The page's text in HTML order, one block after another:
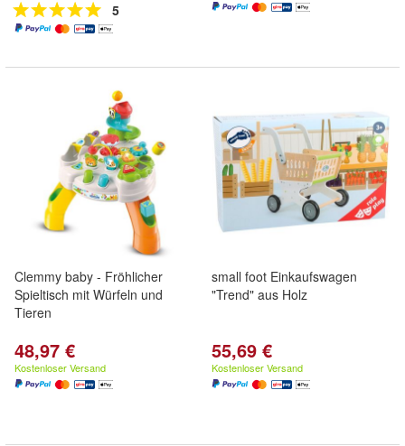
5
Clemmy baby - Fröhlicher
Spieltisch mit Würfeln und
Tieren
48,97 €
Kostenloser Versand
small foot Einkaufswagen
"Trend" aus Holz
55,69 €
Kostenloser Versand